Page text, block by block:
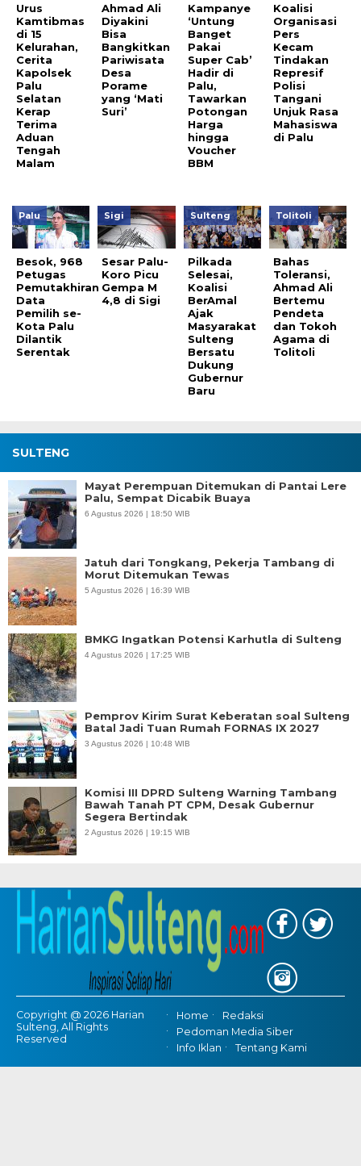
Urus
Kamtibmas
di 15
Kelurahan,
Cerita
Kapolsek
Palu
Selatan
Kerap
Terima
Aduan
Tengah
Malam
Ahmad Ali
Diyakini
Bisa
Bangkitkan
Pariwisata
Desa
Porame
yang ‘Mati
Suri’
Kampanye
‘Untung
Banget
Pakai
Super Cab’
Hadir di
Palu,
Tawarkan
Potongan
Harga
hingga
Voucher
BBM
Koalisi
Organisasi
Pers
Kecam
Tindakan
Represif
Polisi
Tangani
Unjuk Rasa
Mahasiswa
di Palu
Palu
Besok, 968
Petugas
Pemutakhiran
Data
Pemilih se-
Kota Palu
Dilantik
Serentak
Sigi
Sesar Palu-
Koro Picu
Gempa M
4,8 di Sigi
Sulteng
Pilkada
Selesai,
Koalisi
BerAmal
Ajak
Masyarakat
Sulteng
Bersatu
Dukung
Gubernur
Baru
Tolitoli
Bahas
Toleransi,
Ahmad Ali
Bertemu
Pendeta
dan Tokoh
Agama di
Tolitoli
SULTENG
Mayat Perempuan Ditemukan di Pantai Lere
Palu, Sempat Dicabik Buaya
6 Agustus 2026 | 18:50 WIB
Jatuh dari Tongkang, Pekerja Tambang di
Morut Ditemukan Tewas
5 Agustus 2026 | 16:39 WIB
BMKG Ingatkan Potensi Karhutla di Sulteng
4 Agustus 2026 | 17:25 WIB
Pemprov Kirim Surat Keberatan soal Sulteng
Batal Jadi Tuan Rumah FORNAS IX 2027
3 Agustus 2026 | 10:48 WIB
Komisi III DPRD Sulteng Warning Tambang
Bawah Tanah PT CPM, Desak Gubernur
Segera Bertindak
2 Agustus 2026 | 19:15 WIB
Copyright @ 2026 Harian
Sulteng, All Rights
Reserved
Home
Redaksi
Pedoman Media Siber
Info Iklan
Tentang Kami